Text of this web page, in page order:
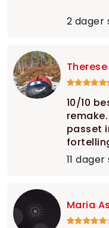
2 dager
Therese
10/10
passet
11
Maria